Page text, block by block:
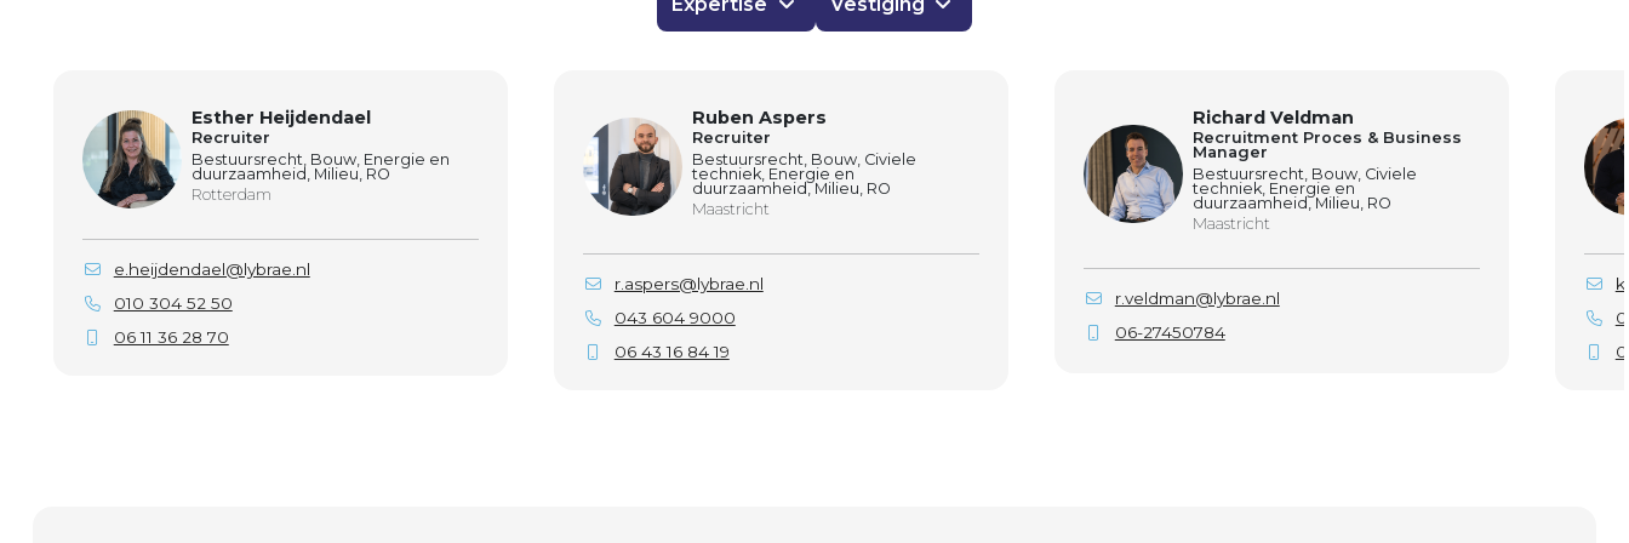
Esther Heijdendael
Recruiter
Bestuursrecht, Bouw, Energie en
duurzaamheid, Milieu, RO
Rotterdam
e.heijdendael@lybrae.nl
010 304 52 50
06 11 36 28 70
Ruben Aspers
Recruiter
Bestuursrecht, Bouw, Civiele
techniek, Energie en
duurzaamheid, Milieu, RO
Maastricht
r.aspers@lybrae.nl
043 604 9000
06 43 16 84 19
Richard Veldman
Recruitment Proces & Business
Manager
Bestuursrecht, Bouw, Civiele
techniek, Energie en
duurzaamheid, Milieu, RO
Maastricht
r.veldman@lybrae.nl
06-27450784